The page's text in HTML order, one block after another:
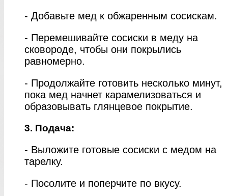
- Добавьте мед к обжаренным сосискам.
- Перемешивайте сосиски в меду на
сковороде, чтобы они покрылись
равномерно.
- Продолжайте готовить несколько минут,
пока мед начнет карамелизоваться и
образовывать глянцевое покрытие.
3. Подача:
- Выложите готовые сосиски с медом на
тарелку.
- Посолите и поперчите по вкусу.